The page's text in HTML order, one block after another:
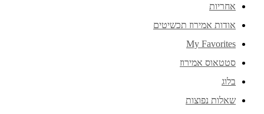
אחריות
אודות אמירוז תכשיטים
My Favorites
סטטאוס אמירוז
בלוג
שאלות נפוצות